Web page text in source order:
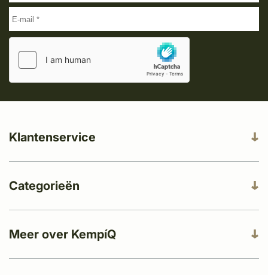
Meer over KempíQ
Klantenservice
Categorieën